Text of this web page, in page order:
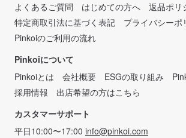
よくあるご質問
はじめての方へ 返品ポリ
特定商取引法に基づく表記
プライバシーポ
Pinkoiのご利用の流れ
Pinkoiについて
Pinkoiとは
会社概要 ESGの取り組み
採用情報
出店希望の方はこちら
カスタマーサポート
平日10:00〜17:00 info@pinkoi.com